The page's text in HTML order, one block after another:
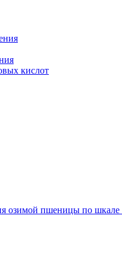
кислот
озимой пшеницы по